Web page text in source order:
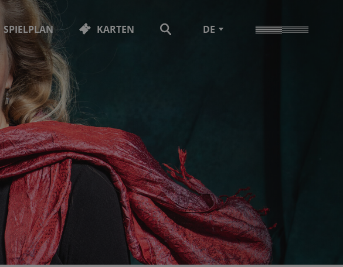
SPIELPLAN KARTEN DE